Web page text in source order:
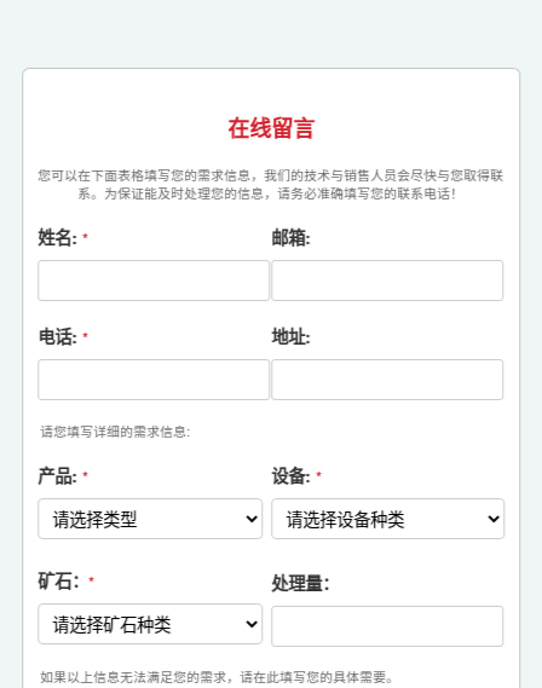
在线留言
您可以在下面表格填写您的需求信息，我们的技术与销售人员会尽快与您取得联
系。为保证能及时处理您的信息，请务必准确填写您的联系电话！
姓名: * 邮箱:
电话: * 地址:
请您填写详细的需求信息:
产品: * 设备: *
矿石： * 处理量：
如果以上信息无法满足您的需求，请在此填写您的具体需要。